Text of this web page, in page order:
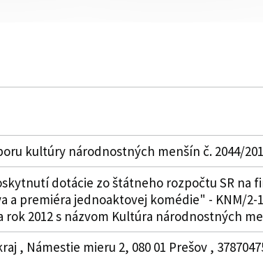
kultúry národnostných menšín č. 2044/
dotácie zo štátneho rozpočtu SR na
premiéra jednoaktovej komédie" - KNM/2-
2012 s názvom Kultúra národnostných
, Námestie mieru 2, 080 01 Prešov ,